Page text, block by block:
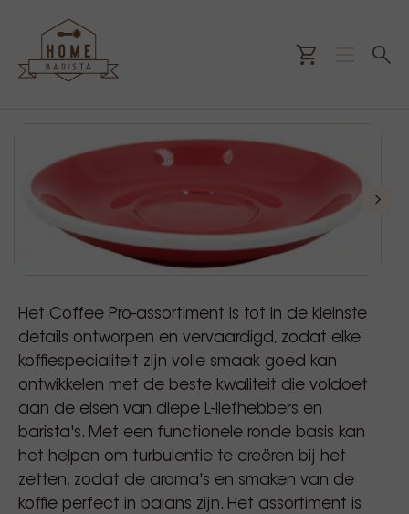
Het Coffee Pro-assortiment is tot in de kleinste
details ontworpen en vervaardigd, zodat elke
koffiespecialiteit zijn volle smaak goed kan
ontwikkelen met de beste kwaliteit die voldoet
aan de eisen van diepe L-liefhebbers en
barista's. Met een functionele ronde basis kan
het helpen om turbulentie te creëren bij het
zetten, zodat de aroma's en smaken van de
koffie perfect in balans zijn. Het assortiment is